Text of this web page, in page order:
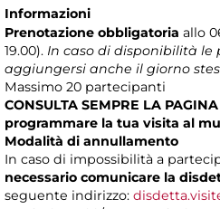
Informazioni
Prenotazione obbligatoria allo
19.00). In caso di disponibilità le
aggiungersi anche il giorno
Massimo 20 partecipanti
CONSULTA SEMPRE LA PAGINA
programmare la tua visita al
Modalità di annullamento
In caso di impossibilità a
necessario comunicare la
seguente indirizzo: